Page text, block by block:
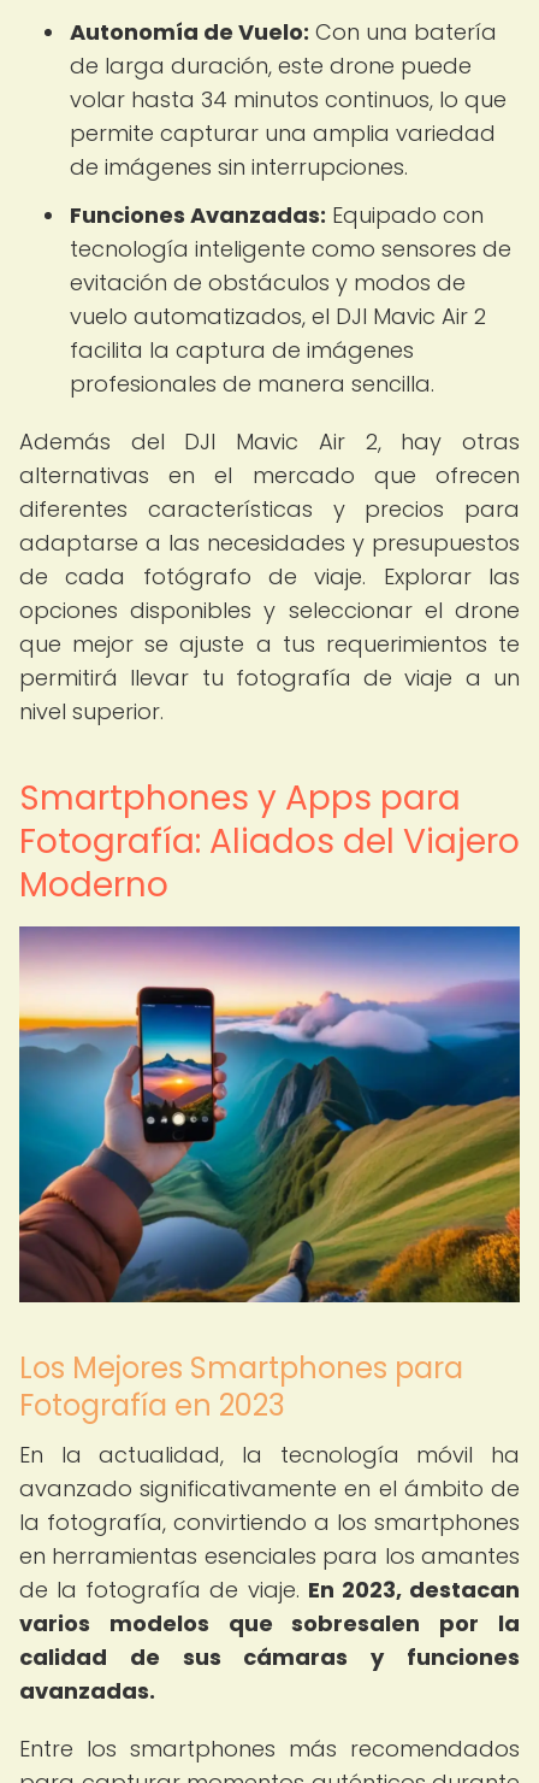
Autonomía de Vuelo: Con una batería
de larga duración, este drone puede
volar hasta 34 minutos continuos, lo que
permite capturar una amplia variedad
de imágenes sin interrupciones.
Funciones Avanzadas: Equipado con
tecnología inteligente como sensores de
evitación de obstáculos y modos de
vuelo automatizados, el DJI Mavic Air 2
facilita la captura de imágenes
profesionales de manera sencilla.
Además del DJI Mavic Air 2, hay otras
alternativas en el mercado que ofrecen
diferentes características y precios para
adaptarse a las necesidades y presupuestos
de cada fotógrafo de viaje. Explorar las
opciones disponibles y seleccionar el drone
que mejor se ajuste a tus requerimientos te
permitirá llevar tu fotografía de viaje a un
nivel superior.
Smartphones y Apps para
Fotografía: Aliados del Viajero
Moderno
Los Mejores Smartphones para
Fotografía en 2023
En la actualidad, la tecnología móvil ha
avanzado significativamente en el ámbito de
la fotografía, convirtiendo a los smartphones
en herramientas esenciales para los amantes
de la fotografía de viaje. En 2023, destacan
varios modelos que sobresalen por la
calidad de sus cámaras y funciones
avanzadas.
Entre los smartphones más recomendados